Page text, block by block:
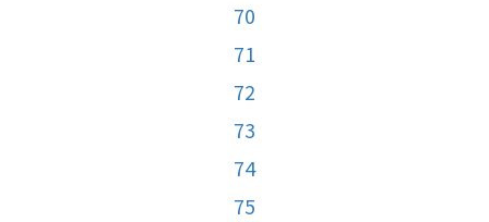
70
71
72
73
74
75